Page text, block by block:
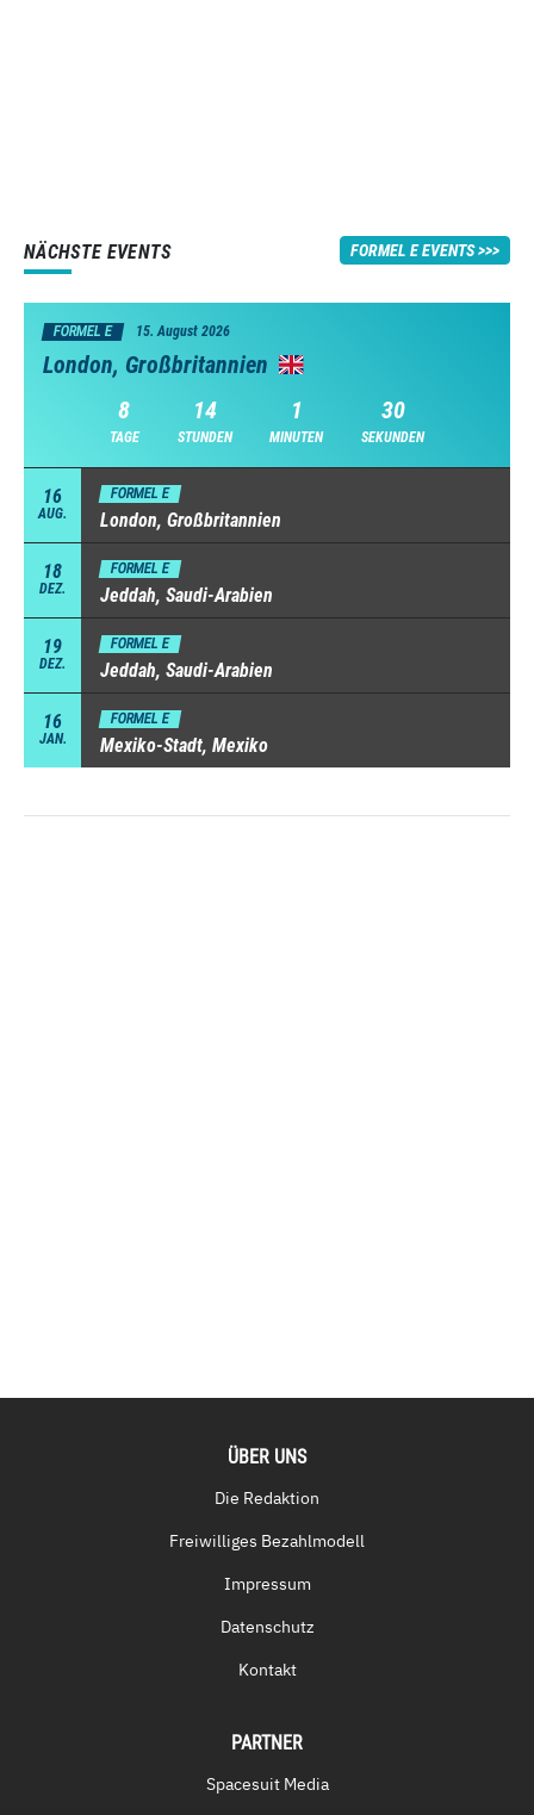
NÄCHSTE EVENTS FORMEL E EVENTS
FORMEL E 15. August 2026
London, Großbritannien
8
TAGE
14
STUNDEN
1
MINUTEN
29
SEKUNDEN
16
AUG.
FORMEL E
London, Großbritannien
18
DEZ.
FORMEL E
Jeddah, Saudi-Arabien
19
DEZ.
FORMEL E
Jeddah, Saudi-Arabien
16
JAN.
FORMEL E
Mexiko-Stadt, Mexiko
ÜBER UNS
Die Redaktion
Freiwilliges Bezahlmodell
Impressum
Datenschutz
Kontakt
PARTNER
Spacesuit Media